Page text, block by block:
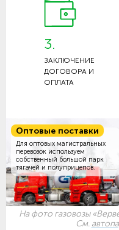
3.
ЗАКЛЮЧЕНИЕ
ДОГОВОРА И
ОПЛАТА
Оптовые поставки
Для оптовых магистральных
перевозок используем
собственный большой парк
тягачей и полуприцепов.
На фото газовозы
См.